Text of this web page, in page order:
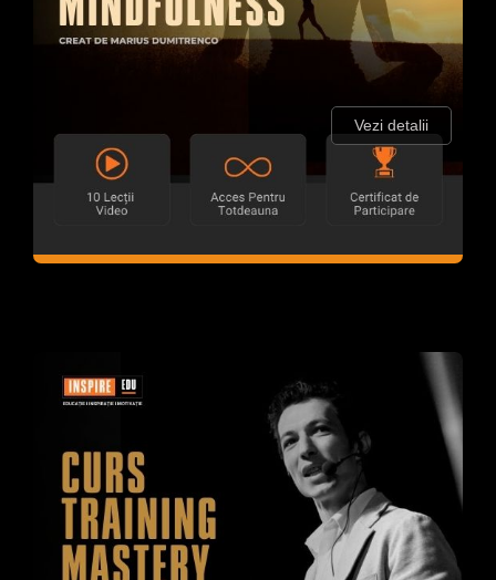
Vezi detalii